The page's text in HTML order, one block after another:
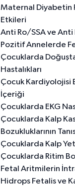
Maternal Diyabetin
Etkileri
Anti Ro/SSA ve
Pozitif Annelerde
Çocuklarda
Hastalıkları
Çocuk Kardiyolojisi
İçeriği
Çocuklarda EKG
Çocuklarda Kalp
Bozukluklarının
Çocuklarda Kalp
Çocuklarda Ritim
Fetal Aritmilerin
Hidrops Fetalis ve